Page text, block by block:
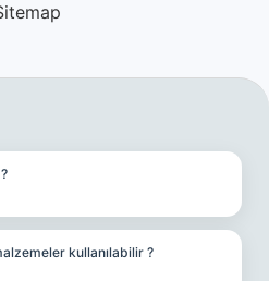
kullanılabilir ?